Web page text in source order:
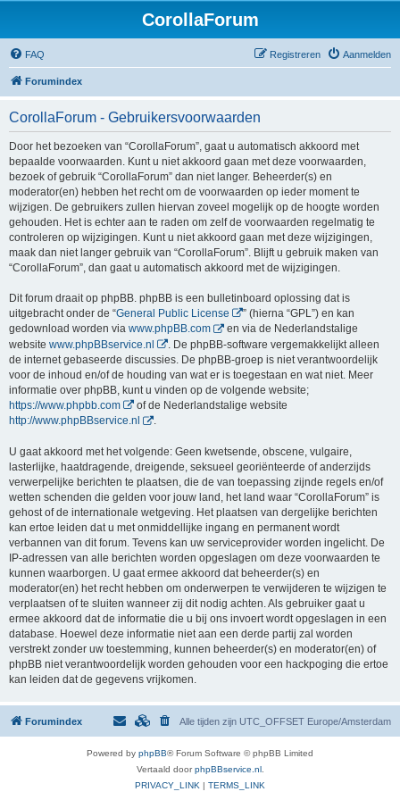
CorollaForum
FAQ Aanmelden
Registreren
Forumindex
CorollaForum - Gebruikersvoorwaarden
Door het bezoeken van “CorollaForum”, gaat u automatisch akkoord met
bepaalde voorwaarden. Kunt u niet akkoord gaan met deze voorwaarden,
bezoek of gebruik “CorollaForum” dan niet langer. Beheerder(s) en
moderator(en) hebben het recht om de voorwaarden op ieder moment te
wijzigen. De gebruikers zullen hiervan zoveel mogelijk op de hoogte worden
gehouden. Het is echter aan te raden om zelf de voorwaarden regelmatig te
controleren op wijzigingen. Kunt u niet akkoord gaan met deze wijzigingen,
maak dan niet langer gebruik van “CorollaForum”. Blijft u gebruik maken van
“CorollaForum”, dan gaat u automatisch akkoord met de wijzigingen.
Dit forum draait op phpBB. phpBB is een bulletinboard oplossing dat is
uitgebracht onder de “General Public License
” (hierna “GPL”) en kan
gedownload worden via www.phpBB.com
en via de Nederlandstalige
website www.phpBBservice.nl
. De phpBB-software vergemakkelijkt alleen
de internet gebaseerde discussies. De phpBB-groep is niet verantwoordelijk
voor de inhoud en/of de houding van wat er is toegestaan en wat niet. Meer
informatie over phpBB, kunt u vinden op de volgende website;
https://www.phpbb.com
of de Nederlandstalige website
http://www.phpBBservice.nl
.
U gaat akkoord met het volgende: Geen kwetsende, obscene, vulgaire,
lasterlijke, haatdragende, dreigende, seksueel georiënteerde of anderzijds
verwerpelijke berichten te plaatsen, die de van toepassing zijnde regels en/of
wetten schenden die gelden voor jouw land, het land waar “CorollaForum” is
gehost of de internationale wetgeving. Het plaatsen van dergelijke berichten
kan ertoe leiden dat u met onmiddellijke ingang en permanent wordt
verbannen van dit forum. Tevens kan uw serviceprovider worden ingelicht. De
IP-adressen van alle berichten worden opgeslagen om deze voorwaarden te
kunnen waarborgen. U gaat ermee akkoord dat beheerder(s) en
moderator(en) het recht hebben om onderwerpen te verwijderen te wijzigen te
verplaatsen of te sluiten wanneer zij dit nodig achten. Als gebruiker gaat u
ermee akkoord dat de informatie die u bij ons invoert wordt opgeslagen in een
database. Hoewel deze informatie niet aan een derde partij zal worden
verstrekt zonder uw toestemming, kunnen beheerder(s) en moderator(en) of
phpBB niet verantwoordelijk worden gehouden voor een hackpoging die ertoe
kan leiden dat de gegevens vrijkomen.
Forumindex Alle tijden zijn UTC_OFFSET Europe/Amsterdam
Powered by phpBB® Forum Software © phpBB Limited
Vertaald doorphpBBservice.nl.
PRIVACY_LINK | TERMS_LINK